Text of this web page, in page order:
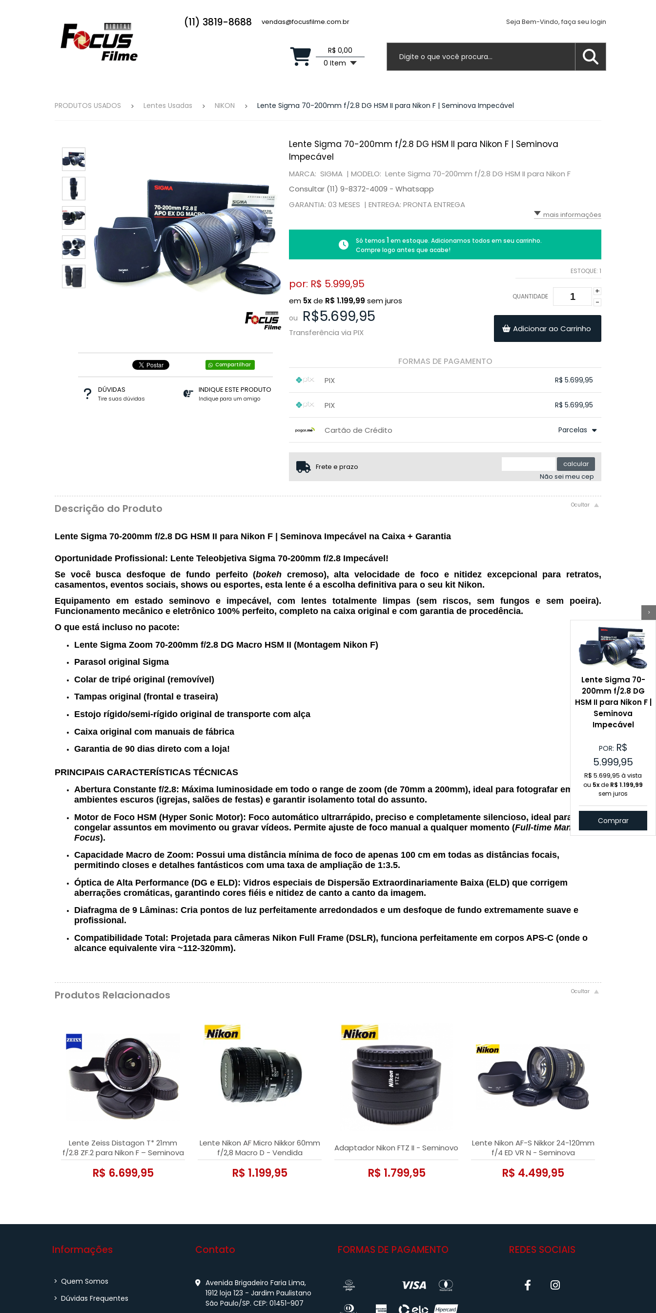
(11) 3819-8688 vendas@focusfilme.com.br Seja Bem-Vindo, faça seu login
R$ 0,00
0 Item
>
Lente Sigma 70-
200mm f/2.8 DG
HSM II para Nikon F |
Seminova
Impecável
POR: R$
5.999,95
R$ 5.699,95 à vista
ou 5xde R$ 1.199,99
sem juros
Comprar
PRODUTOS USADOS Lentes Usadas NIKON Lente Sigma 70-200mm f/2.8 DG HSM II para Nikon F | Seminova Impecável
Compartilhar
DÚVIDAS
Tire suas dúvidas
INDIQUE ESTE PRODUTO
Indique para um amigo
Lente Sigma 70-200mm f/2.8 DG HSM II para Nikon F | Seminova
Impecável
MARCA: SIGMA | MODELO: Lente Sigma 70-200mm f/2.8 DG HSM II para Nikon F
Consultar (11) 9-8372-4009 - Whatsapp
GARANTIA: 03 MESES | ENTREGA: PRONTA ENTREGA
mais informações
Só temos 1 em estoque. Adicionamos todos em seu carrinho.
Compre logo antes que acabe!
por: R$ 5.999,95
em 5xde R$ 1.199,99 sem juros
ou R$5.699,95
Transferência via PIX
ESTOQUE: 1
QUANTIDADE
+
-
Adicionar ao Carrinho
FORMAS DE PAGAMENTO
PIX
R$ 5.699,95
PIX
R$ 5.699,95
Cartão de Crédito
Parcelas
3x sem juros de R$ 1.999,98
.
.
.
.
Frete e prazo
calcular
Não sei meu cep
Descrição do Produto
Lente Sigma 70-200mm f/2.8 DG HSM II para Nikon F | Seminova Impecável na Caixa + Garantia
Oportunidade Profissional: Lente Teleobjetiva Sigma 70-200mm f/2.8 Impecável!
Se você busca desfoque de fundo perfeito (bokeh cremoso), alta velocidade de foco e nitidez excepcional para retratos,
casamentos, eventos sociais, shows ou esportes, esta lente é a escolha definitiva para o seu kit Nikon.
Equipamento em estado seminovo e impecável , com lentes totalmente limpas (sem riscos, sem fungos e sem poeira).
Funcionamento mecânico e eletrônico 100% perfeito, completo na caixa original e com garantia de procedência.
O que está incluso no pacote:
Lente Sigma Zoom 70-200mm f/2.8 DG Macro HSM II (Montagem Nikon F)
Parasol original Sigma
Colar de tripé original (removível)
Tampas original (frontal e traseira)
Estojo rígido/semi-rígido original de transporte com alça
Caixa original com manuais de fábrica
Garantia de 90 dias direto com a loja!
PRINCIPAIS CARACTERÍSTICAS TÉCNICAS
Abertura Constante f/2.8: Máxima luminosidade em todo o range de zoom (de 70mm a 200mm), ideal para fotografar em
ambientes escuros (igrejas, salões de festas) e garantir isolamento total do assunto.
Motor de Foco HSM (Hyper Sonic Motor): Foco automático ultrarrápido, preciso e completamente silencioso, ideal para
congelar assuntos em movimento ou gravar vídeos. Permite ajuste de foco manual a qualquer momento (Full-time Manual
Focus).
Capacidade Macro de Zoom: Possui uma distância mínima de foco de apenas 100 cm em todas as distâncias focais,
permitindo closes e detalhes fantásticos com uma taxa de ampliação de 1:3.5.
Óptica de Alta Performance (DG e ELD): Vidros especiais de Dispersão Extraordinariamente Baixa (ELD) que corrigem
aberrações cromáticas, garantindo cores fiéis e nitidez de canto a canto da imagem.
Diafragma de 9 Lâminas: Cria pontos de luz perfeitamente arredondados e um desfoque de fundo extremamente suave e
profissional.
Compatibilidade Total: Projetada para câmeras Nikon Full Frame (DSLR), funciona perfeitamente em corpos APS-C (onde o
alcance equivalente vira ~112-320mm).
Produtos Relacionados
Lente Zeiss Distagon T* 21mm
f/2.8 ZF.2 para Nikon F – Seminova
(Impecável)
R$ 6.699,95
Lente Nikon AF Micro Nikkor 60mm
f/2,8 Macro D - Vendida
R$ 1.199,95
Adaptador Nikon FTZ II - Seminovo
R$ 1.799,95
Lente Nikon AF-S Nikkor 24-120mm
f/4 ED VR N - Seminova
R$ 4.499,95
Informações
> Quem Somos
> Dúvidas Frequentes
Contato
Avenida Brigadeiro Faria Lima,
1912 loja 123 - Jardim Paulistano
São Paulo/SP. CEP: 01451-907
FORMAS DE PAGAMENTO REDES SOCIAIS